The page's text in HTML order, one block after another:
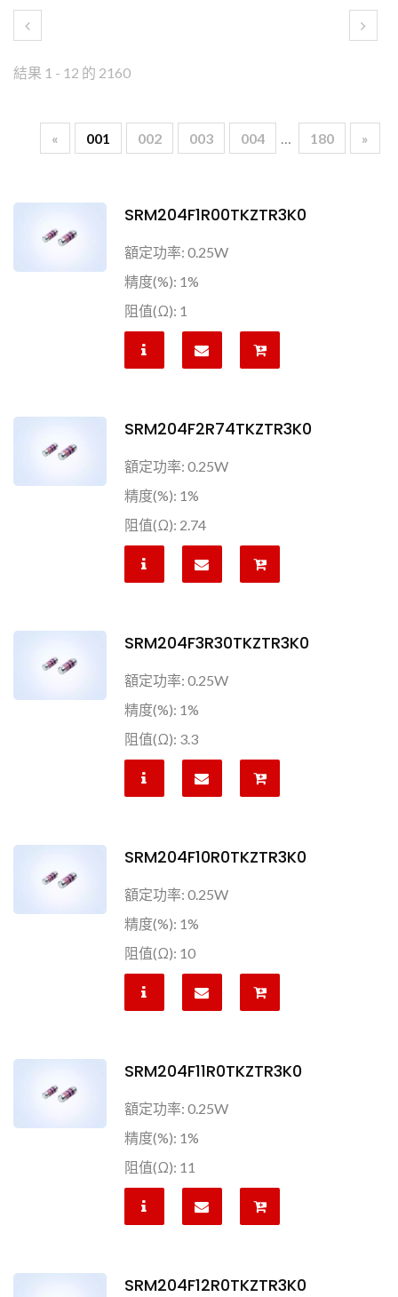
結果 1 - 12 的 2160
« 001 002 003 004 180 »
SRM204F1R00TKZTR3K0
額定功率: 0.25W
精度(%): 1%
阻值(Ω): 1
SRM204F2R74TKZTR3K0
額定功率: 0.25W
精度(%): 1%
阻值(Ω): 2.74
SRM204F3R30TKZTR3K0
額定功率: 0.25W
精度(%): 1%
阻值(Ω): 3.3
SRM204F10R0TKZTR3K0
額定功率: 0.25W
精度(%): 1%
阻值(Ω): 10
SRM204F11R0TKZTR3K0
額定功率: 0.25W
精度(%): 1%
阻值(Ω): 11
SRM204F12R0TKZTR3K0